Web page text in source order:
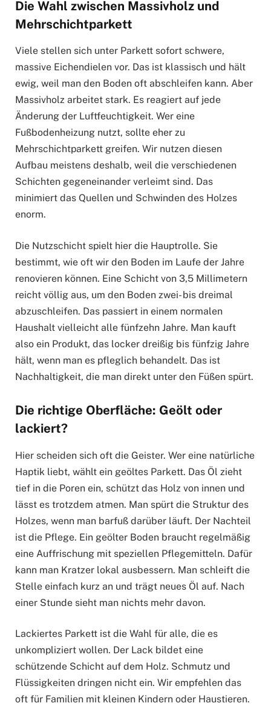
Die Wahl zwischen Massivholz und
Mehrschichtparkett
Viele stellen sich unter Parkett sofort schwere,
massive Eichendielen vor. Das ist klassisch und hält
ewig, weil man den Boden oft abschleifen kann. Aber
Massivholz arbeitet stark. Es reagiert auf jede
Änderung der Luftfeuchtigkeit. Wer eine
Fußbodenheizung nutzt, sollte eher zu
Mehrschichtparkett greifen. Wir nutzen diesen
Aufbau meistens deshalb, weil die verschiedenen
Schichten gegeneinander verleimt sind. Das
minimiert das Quellen und Schwinden des Holzes
enorm.
Die Nutzschicht spielt hier die Hauptrolle. Sie
bestimmt, wie oft wir den Boden im Laufe der Jahre
renovieren können. Eine Schicht von 3,5 Millimetern
reicht völlig aus, um den Boden zwei- bis dreimal
abzuschleifen. Das passiert in einem normalen
Haushalt vielleicht alle fünfzehn Jahre. Man kauft
also ein Produkt, das locker dreißig bis fünfzig Jahre
hält, wenn man es pfleglich behandelt. Das ist
Nachhaltigkeit, die man direkt unter den Füßen spürt.
Die richtige Oberfläche: Geölt oder
lackiert?
Hier scheiden sich oft die Geister. Wer eine natürliche
Haptik liebt, wählt ein geöltes Parkett. Das Öl zieht
tief in die Poren ein, schützt das Holz von innen und
lässt es trotzdem atmen. Man spürt die Struktur des
Holzes, wenn man barfuß darüber läuft. Der Nachteil
ist die Pflege. Ein geölter Boden braucht regelmäßig
eine Auffrischung mit speziellen Pflegemitteln. Dafür
kann man Kratzer lokal ausbessern. Man schleift die
Stelle einfach kurz an und trägt neues Öl auf. Nach
einer Stunde sieht man nichts mehr davon.
Lackiertes Parkett ist die Wahl für alle, die es
unkompliziert wollen. Der Lack bildet eine
schützende Schicht auf dem Holz. Schmutz und
Flüssigkeiten dringen nicht ein. Wir empfehlen das
oft für Familien mit kleinen Kindern oder Haustieren.